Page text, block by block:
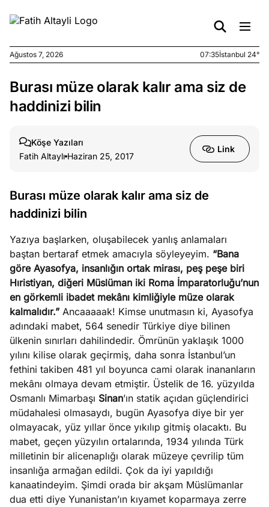
Ağustos
6, 2026
5, 2026
caiz
Ağustos
4, 2026
umutlu
ister
Köşe
Yazıları
Spor
Yazıları
Yazıları
Ağustos 7, 2026 07:35İstanbul 24°
Burası müze olarak kalır ama siz de
haddinizi bilin
Köşe Yazıları
Fatih Altaylı Haziran 25, 2017
Link
Burası müze olarak kalır ama siz de
haddinizi bilin
Yazıya başlarken, oluşabilecek yanlış anlamaları
baştan bertaraf etmek amacıyla söyleyeyim. “Bana
göre Ayasofya, insanlığın ortak mirası, peş peşe biri
Hıristiyan, diğeri Müslüman iki Roma İmparatorluğu’nun
en görkemli ibadet mekânı kimliğiyle müze olarak
kalmalıdır.” Ancaaaaak! Kimse unutmasın ki, Ayasofya
adındaki mabet, 564 senedir Türkiye diye bilinen
ülkenin sınırları dahilindedir. Ömrünün yaklaşık 1000
yılını kilise olarak geçirmiş, daha sonra İstanbul’un
fethini takiben 481 yıl boyunca cami olarak inananların
mekânı olmaya devam etmiştir. Üstelik de 16. yüzyılda
Osmanlı Mimarbaşı Sinan’ın statik açıdan güçlendirici
müdahalesi olmasaydı, bugün Ayasofya diye bir yer
olmayacak, yüz yıllar önce yıkılıp gitmiş olacaktı. Bu
mabet, geçen yüzyılın ortalarında, 1934 yılında Türk
milletinin bir alicenaplığı olarak müzeye çevrilip tüm
insanlığa armağan edildi. Çok da iyi yapıldığı
kanaatindeyim. Şimdi orada bir akşam Müslümanlar
dua etti diye Yunanistan’ın kıyamet koparmaya zerre